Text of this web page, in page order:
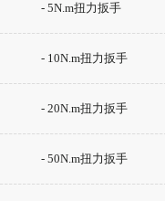
- 5N.m扭力扳手
- 10N.m扭力扳手
- 20N.m扭力扳手
- 50N.m扭力扳手